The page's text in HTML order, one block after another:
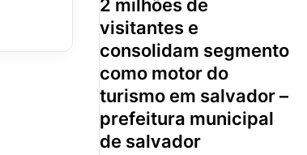
2 milhões de
visitantes e
consolidam segmento
como motor do
turismo em salvador –
prefeitura municipal
de salvador